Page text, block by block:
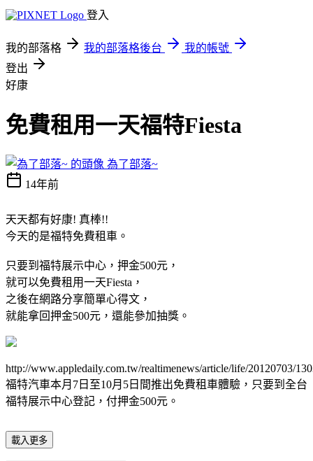
登入
我的部落格 我的部落格後台
我的帳號
登出
好康
免費租用一天福特Fiesta
為了部落~
14年前
天天都有好康! 真棒!!
今天的是福特免費租車。
只要到福特展示中心，押金500元，
就可以免費租用一天Fiesta，
之後在網路分享簡單心得文，
就能拿回押金500元，還能參加抽獎。
http://www.appledaily.com.tw/realtimenews/article/life/20120703/
福特汽車本月7日至10月5日間推出免費租車體驗，只要到全台
福特展示中心登記，付押金500元 。
載入更多